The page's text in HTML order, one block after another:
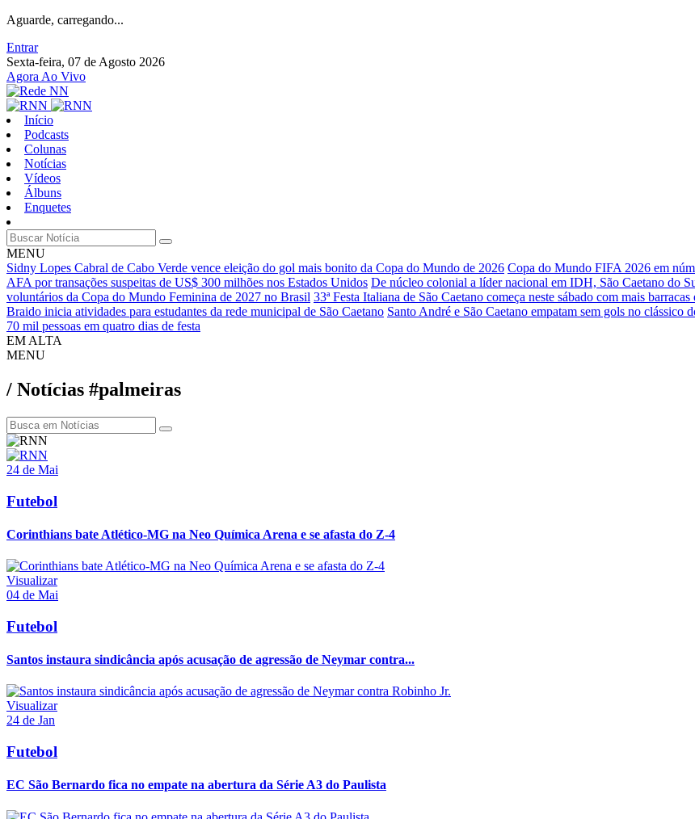
Aguarde, carregando...
Entrar
Sexta-feira, 07 de Agosto 2026
Agora Ao Vivo
Início
Podcasts
Colunas
Notícias
Vídeos
Álbuns
Enquetes
MENU
Sidny Lopes Cabral de Cabo Verde vence eleição do gol mais bonito da Copa do Mundo de 2026 Copa do Mundo FIFA 2026 em
AFA por transações suspeitas de US$ 300 milhões nos Estados Unidos De núcleo colonial a líder nacional em IDH, São Caetano do
voluntários da Copa do Mundo Feminina de 2027 no Brasil 33ª Festa Italiana de São Caetano começa neste sábado com mais
Braido inicia atividades para estudantes da rede municipal de São Caetano Santo André e São Caetano empatam sem gols no clássico
70 mil pessoas em quatro dias de festa
EM ALTA
MENU
/ Notícias #palmeiras
24 de Mai
Futebol
Corinthians bate Atlético-MG na Neo Química Arena e se afasta do Z-4
Visualizar
04 de Mai
Futebol
Santos instaura sindicância após acusação de agressão de Neymar contra...
Visualizar
24 de Jan
Futebol
EC São Bernardo fica no empate na abertura da Série A3 do Paulista